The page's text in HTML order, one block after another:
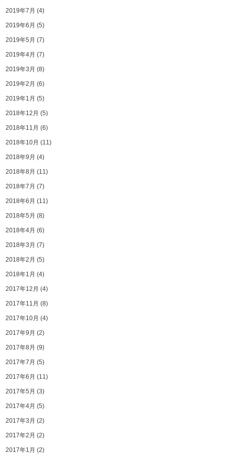
2019年7月 (4)
2019年6月 (5)
2019年5月 (7)
2019年4月 (7)
2019年3月 (8)
2019年2月 (6)
2019年1月 (5)
2018年12月 (5)
2018年11月 (6)
2018年10月 (11)
2018年9月 (4)
2018年8月 (11)
2018年7月 (7)
2018年6月 (11)
2018年5月 (8)
2018年4月 (6)
2018年3月 (7)
2018年2月 (5)
2018年1月 (4)
2017年12月 (4)
2017年11月 (8)
2017年10月 (4)
2017年9月 (2)
2017年8月 (9)
2017年7月 (5)
2017年6月 (11)
2017年5月 (3)
2017年4月 (5)
2017年3月 (2)
2017年2月 (2)
2017年1月 (2)